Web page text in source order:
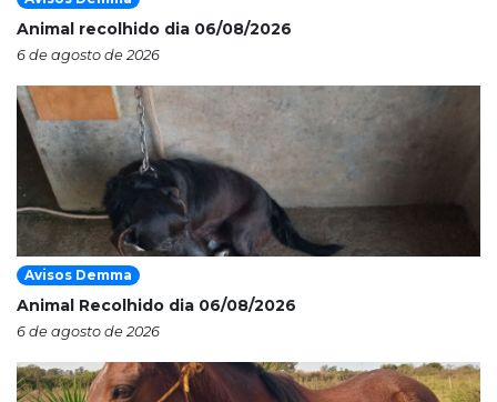
Animal recolhido dia 06/08/2026
6 de agosto de 2026
Avisos Demma
Animal Recolhido dia 06/08/2026
6 de agosto de 2026